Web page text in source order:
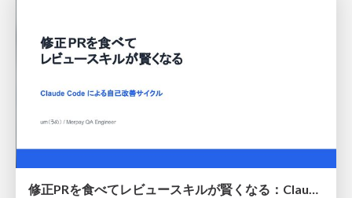
修正PRを食べてレビュースキルが賢くなる：Claude Codeによる自己改善サイクル